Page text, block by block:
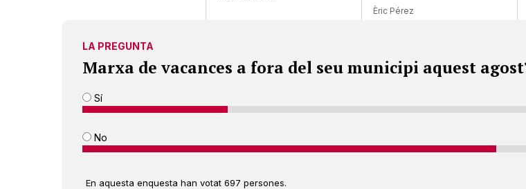
Èric Pérez
LA PREGUNTA
Marxa de vacances a fora del seu municipi aquest
Sí
No
En aquesta enquesta han votat 697 persones.